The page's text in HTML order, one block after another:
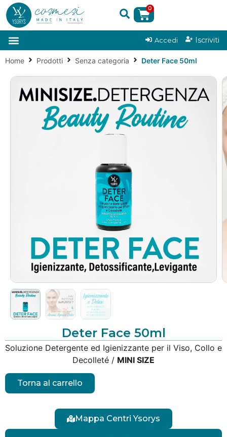
0
Accedi Iscriviti
Home Prodotti Senza categoria Deter Face 50ml
Deter Face 50ml
Soluzione Detergente ed Igienizzante per il Viso, Collo e
Decolleté / MINI SIZE
Torna al carrello
Mappa Centri Ysorys